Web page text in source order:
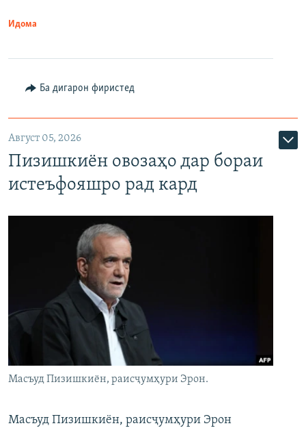
Идома
Ба дигарон фиристед
Август 05, 2026
Пизишкиён овозаҳо дар бораи
истеъфояшро рад кард
Масъуд Пизишкиён, раисҷумҳури Эрон.
Масъуд Пизишкиён, раисҷумҳури Эрон